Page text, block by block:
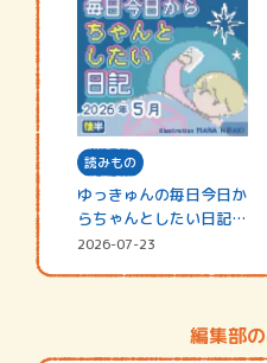
読みもの
ゆっきゅんの毎日今日か
らちゃんとしたい日記
☆202…
2026-07-23
編集部